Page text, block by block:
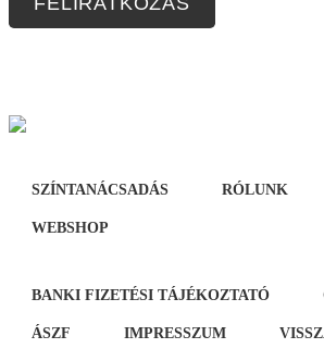
SZÍNTANÁCSADÁS RÓLUNK
WEBSHOP
BANKI FIZETÉSI TÁJÉKOZTATÓ
ÁSZF IMPRESSZUM